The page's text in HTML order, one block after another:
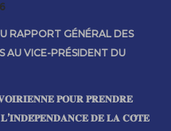
RAPPORT GÉNÉRAL DES
AU VICE-PRÉSIDENT DU
𝐏𝐎𝐔𝐑 𝐏𝐑𝐄𝐍𝐃𝐑𝐄
𝐃𝐄 𝐋𝐀 𝐂𝐎̂𝐓𝐄